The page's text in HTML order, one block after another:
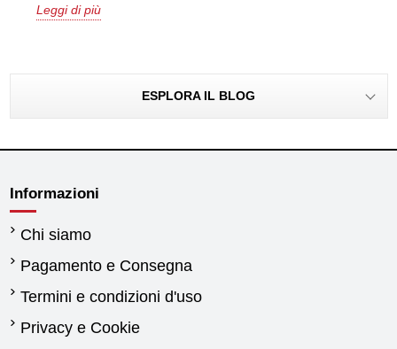
Leggi di più
ESPLORA IL BLOG
Informazioni
Chi siamo
Pagamento e Consegna
Termini e condizioni d'uso
Privacy e Cookie